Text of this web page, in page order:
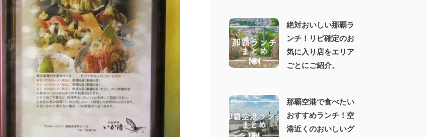
絶対おいしい那覇ラ
ンチ！リピ確定のお
気に入り店をエリア
ごとにご紹介。
那覇空港で食べたい
おすすめランチ！空
港近くのおいしいグ